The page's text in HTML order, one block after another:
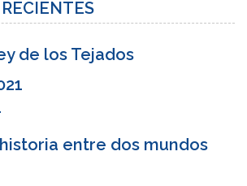
de los Tejados
entre dos mundos